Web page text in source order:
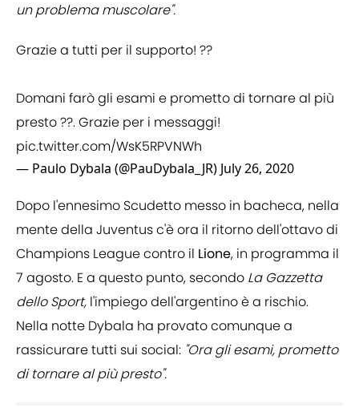
un problema muscolare".
Grazie a tutti per il supporto! ??
Domani farò gli esami e prometto di tornare al più
presto ??. Grazie per i messaggi!
pic.twitter.com/WsK5RPVNWh
— Paulo Dybala (@PauDybala_JR) July 26, 2020
Dopo l'ennesimo Scudetto messo in bacheca, nella
mente della Juventus c'è ora il ritorno dell'ottavo di
Champions League contro il Lione, in programma il
7 agosto. E a questo punto, secondo La Gazzetta
dello Sport, l'impiego dell'argentino è a rischio.
Nella notte Dybala ha provato comunque a
rassicurare tutti sui social: "Ora gli esami, prometto
di tornare al più presto".